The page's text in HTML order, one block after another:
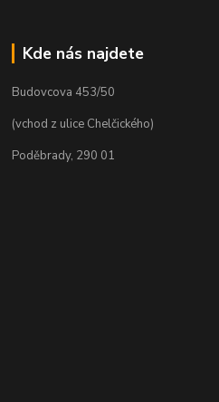
Kde nás najdete
Budovcova 453/50
(vchod z ulice Chelčického)
Poděbrady, 290 01